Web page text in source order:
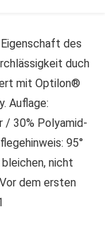
des
duch
mit Optilon®
Auflage:
/ 30% Polyamid-
95°
nicht
dem ersten